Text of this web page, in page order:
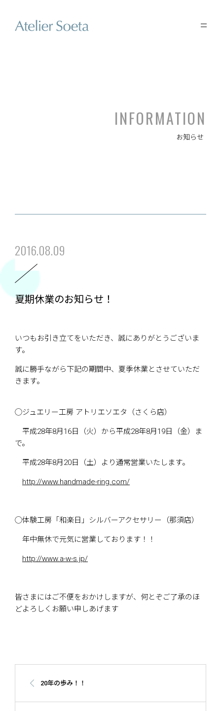
INFORMATION
お知らせ
2016.08.09
夏期休業のお知らせ！
いつもお引き立てをいただき、誠にありがとうございま
す。
誠に勝手ながら下記の期間中、夏季休業とさせていただ
きます。
◯ジュエリー工房 アトリエソエタ（さくら店）
平成28年8月16日（火）から平成28年8月19日（金）ま
で。
平成28年8月20日（土）より通常営業いたします。
http://www.handmade-ring.com/
◯体験工房「和楽日」シルバーアクセサリー（那須店）
年中無休で元気に営業しております！！
http://www.a-w-s.jp/
皆さまにはご不便をおかけしますが、何とぞご了承のほ
どよろしくお願い申しあげます
20年の歩み！！